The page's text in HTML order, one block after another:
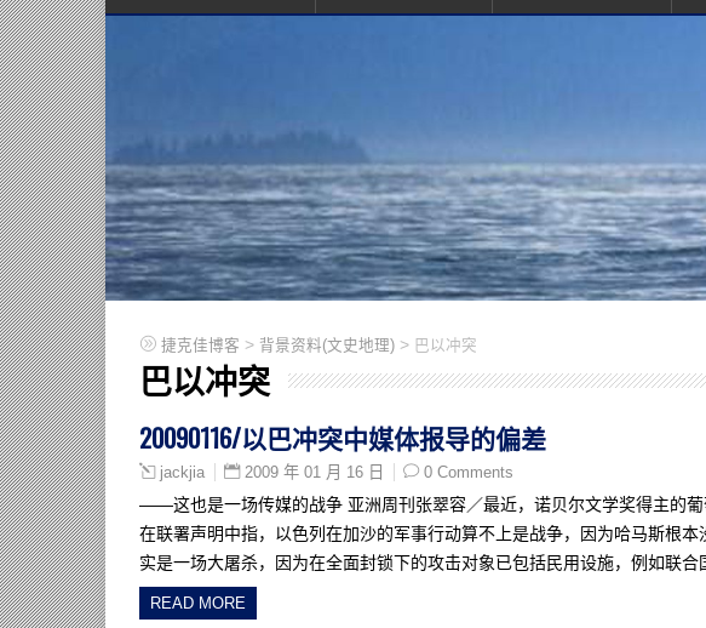
捷克佳博客 > 背景资料(文史地理) > 巴以冲突
巴以冲突
20090116/以巴冲突中媒体报导的偏差
jackjia 2009 年 01 月 16 日 0 Comments
——这也是一场传媒的战争 亚洲周刊张翠容／最近，诺贝尔文学奖得主的
在联署声明中指，以色列在加沙的军事行动算不上是战争，因为哈马斯根
实是一场大屠杀，因为在全面封锁下的攻击对象已包括民用设施，例如联合
READ MORE